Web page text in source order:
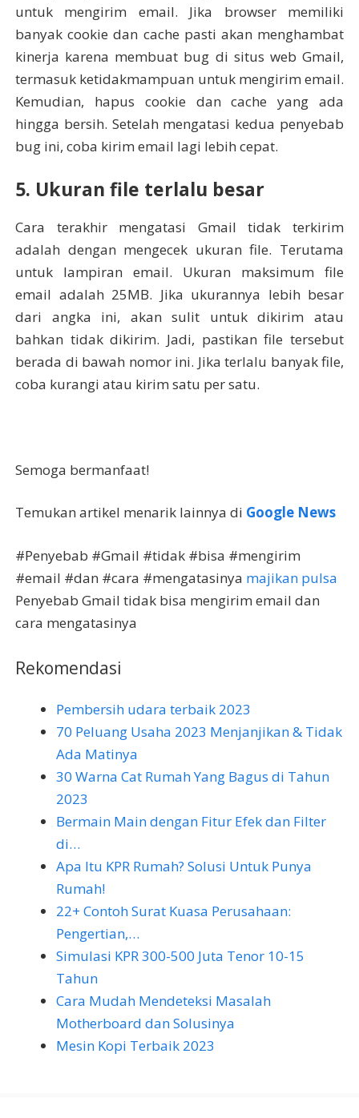
untuk mengirim email. Jika browser memiliki
banyak cookie dan cache pasti akan menghambat
kinerja karena membuat bug di situs web Gmail,
termasuk ketidakmampuan untuk mengirim email.
Kemudian, hapus cookie dan cache yang ada
hingga bersih. Setelah mengatasi kedua penyebab
bug ini, coba kirim email lagi lebih cepat.
5. Ukuran file terlalu besar
Cara terakhir mengatasi Gmail tidak terkirim
adalah dengan mengecek ukuran file. Terutama
untuk lampiran email. Ukuran maksimum file
email adalah 25MB. Jika ukurannya lebih besar
dari angka ini, akan sulit untuk dikirim atau
bahkan tidak dikirim. Jadi, pastikan file tersebut
berada di bawah nomor ini. Jika terlalu banyak file,
coba kurangi atau kirim satu per satu.
Semoga bermanfaat!
Temukan artikel menarik lainnya di Google News
#Penyebab #Gmail #tidak #bisa #mengirim
#email #dan #cara #mengatasinya majikan pulsa
Penyebab Gmail tidak bisa mengirim email dan
cara mengatasinya
Rekomendasi
Pembersih udara terbaik 2023
70 Peluang Usaha 2023 Menjanjikan & Tidak
Ada Matinya
30 Warna Cat Rumah Yang Bagus di Tahun
2023
Bermain Main dengan Fitur Efek dan Filter
di…
Apa Itu KPR Rumah? Solusi Untuk Punya
Rumah!
22+ Contoh Surat Kuasa Perusahaan:
Pengertian,…
Simulasi KPR 300-500 Juta Tenor 10-15
Tahun
Cara Mudah Mendeteksi Masalah
Motherboard dan Solusinya
Mesin Kopi Terbaik 2023